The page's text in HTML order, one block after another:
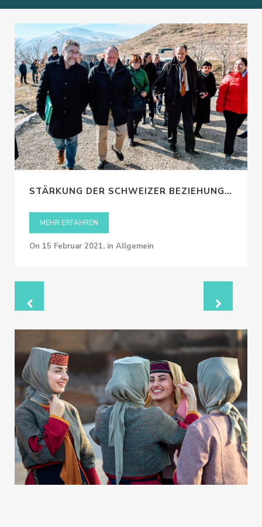
TRIBUNE DE GENEVE, October 16, 2020
STÄRKUNG DER SCHWEIZER BEZIEHUNGEN
MEHR ERFAHREN
on 15 Februar 2021, in Allgemein